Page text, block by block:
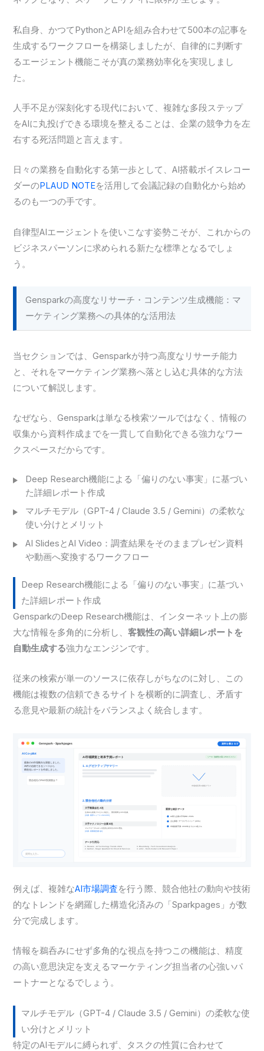
私自身、かつてPythonとAPIを組み合わせて500本の記事を
生成するワークフローを構築しましたが、自律的に判断す
るエージェント機能こそが真の業務効率化を実現しまし
た。
人手不足が深刻化する現代において、複雑な多段ステップ
をAIに丸投げできる環境を整えることは、企業の競争力を左
右する死活問題と言えます。
日々の業務を自動化する第一歩として、AI搭載ボイスレコー
ダーのPLAUD NOTEを活用して会議記録の自動化から始め
るのも一つの手です。
自律型AIエージェントを使いこなす姿勢こそが、これからの
ビジネスパーソンに求められる新たな標準となるでしょ
う。
Gensparkの高度なリサーチ・コンテンツ生成機能：マ
ーケティング業務への具体的な活用法
当セクションでは、Gensparkが持つ高度なリサーチ能力
と、それをマーケティング業務へ落とし込む具体的な方法
について解説します。
なぜなら、Gensparkは単なる検索ツールではなく、情報の
収集から資料作成までを一貫して自動化できる強力なワー
クスペースだからです。
Deep Research機能による「偏りのない事実」に基づい
た詳細レポート作成
マルチモデル（GPT-4 / Claude 3.5 / Gemini）の柔軟な
使い分けとメリット
AI SlidesとAI Video：調査結果をそのままプレゼン資料
や動画へ変換するワークフロー
Deep Research機能による「偏りのない事実」に基づい
た詳細レポート作成
GensparkのDeep Research機能は、インターネット上の膨
大な情報を多角的に分析し、客観性の高い詳細レポートを
自動生成する強力なエンジンです。
従来の検索が単一のソースに依存しがちなのに対し、この
機能は複数の信頼できるサイトを横断的に調査し、矛盾す
る意見や最新の統計をバランスよく統合します。
例えば、複雑なAI市場調査を行う際、競合他社の動向や技術
的なトレンドを網羅した構造化済みの「Sparkpages」が数
分で完成します。
情報を鵜呑みにせず多角的な視点を持つこの機能は、精度
の高い意思決定を支えるマーケティング担当者の心強いパ
ートナーとなるでしょう。
マルチモデル（GPT-4 / Claude 3.5 / Gemini）の柔軟な使
い分けとメリット
特定のAIモデルに縛られず、タスクの性質に合わせて